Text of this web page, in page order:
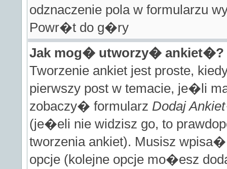
odznaczenie pola w formularzu
Powr�t do g�ry
Jak mog� utworzy� ankiet�?
Tworzenie ankiet jest proste,
pierwszy post w temacie, je�li
zobaczy� formularz Dodaj
(je�eli nie widzisz go, to
tworzenia ankiet). Musisz
opcje (kolejne opcje mo�esz